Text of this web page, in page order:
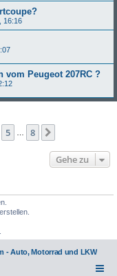
16:16
vom Peugeot 207RC ?
5 8
Gehe zu
- Auto, Motorrad und LKW